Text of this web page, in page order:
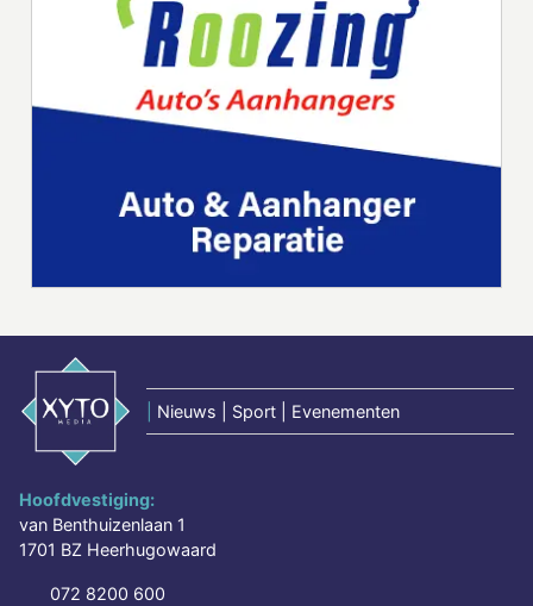
Nieuws | Sport | Evenementen
Hoofdvestiging:
van Benthuizenlaan 1
1701 BZ Heerhugowaard
072 8200 600